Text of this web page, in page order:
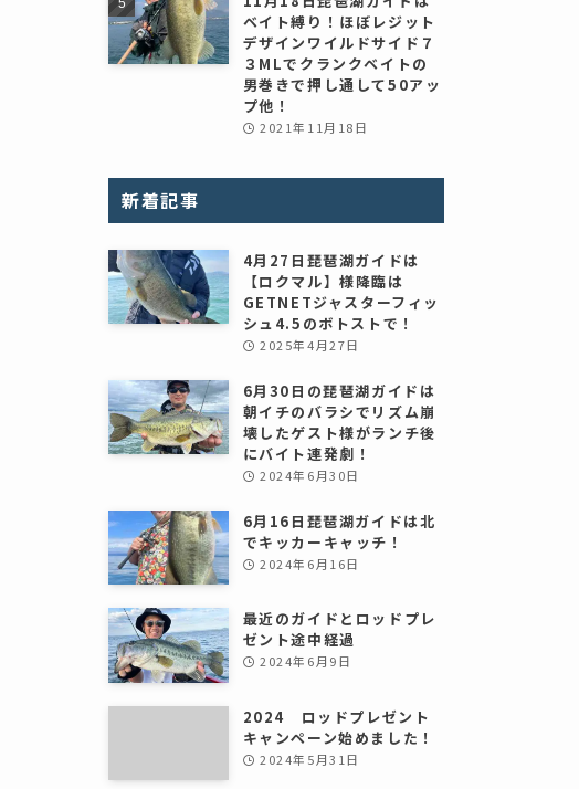
ベイト縛り！ほぼレジット
デザインワイルドサイド７
３MLでクランクベイトの
男巻きで押し通して50アッ
プ他！
2021年11月18日
新着記事
4月27日琵琶湖ガイドは
【ロクマル】様降臨は
GETNETジャスターフィッ
シュ4.5のボトストで！
2025年4月27日
6月30日の琵琶湖ガイドは
朝イチのバラシでリズム崩
壊したゲスト様がランチ後
にバイト連発劇！
2024年6月30日
6月16日琵琶湖ガイドは北
でキッカーキャッチ！
2024年6月16日
最近のガイドとロッドプレ
ゼント途中経過
2024年6月9日
2024 ロッドプレゼント
キャンペーン始めました！
2024年5月31日